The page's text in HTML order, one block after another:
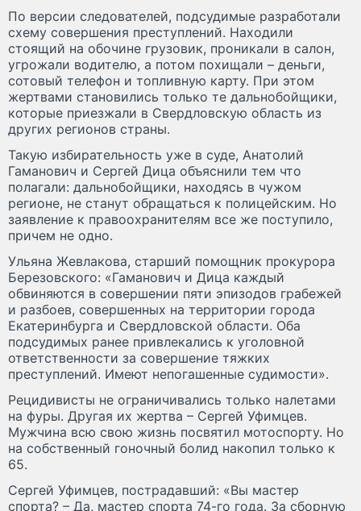
По версии следователей, подсудимые разработали
схему совершения преступлений. Находили
стоящий на обочине грузовик, проникали в салон,
угрожали водителю, а потом похищали – деньги,
сотовый телефон и топливную карту. При этом
жертвами становились только те дальнобойщики,
которые приезжали в Свердловскую область из
других регионов страны.
Такую избирательность уже в суде, Анатолий
Гаманович и Сергей Дица объяснили тем что
полагали: дальнобойщики, находясь в чужом
регионе, не станут обращаться к полицейским. Но
заявление к правоохранителям все же поступило,
причем не одно.
Ульяна Жевлакова, старший помощник прокурора
Березовского: «Гаманович и Дица каждый
обвиняются в совершении пяти эпизодов грабежей
и разбоев, совершенных на территории города
Екатеринбурга и Свердловской области. Оба
подсудимых ранее привлекались к уголовной
ответственности за совершение тяжких
преступлений. Имеют непогашенные судимости».
Рецидивисты не ограничивались только налетами
на фуры. Другая их жертва – Сергей Уфимцев.
Мужчина всю свою жизнь посвятил мотоспорту. Но
на собственный гоночный болид накопил только к
65.
Сергей Уфимцев, пострадавший: «Вы мастер
спорта? – Да, мастер спорта 74-го года. За сборную